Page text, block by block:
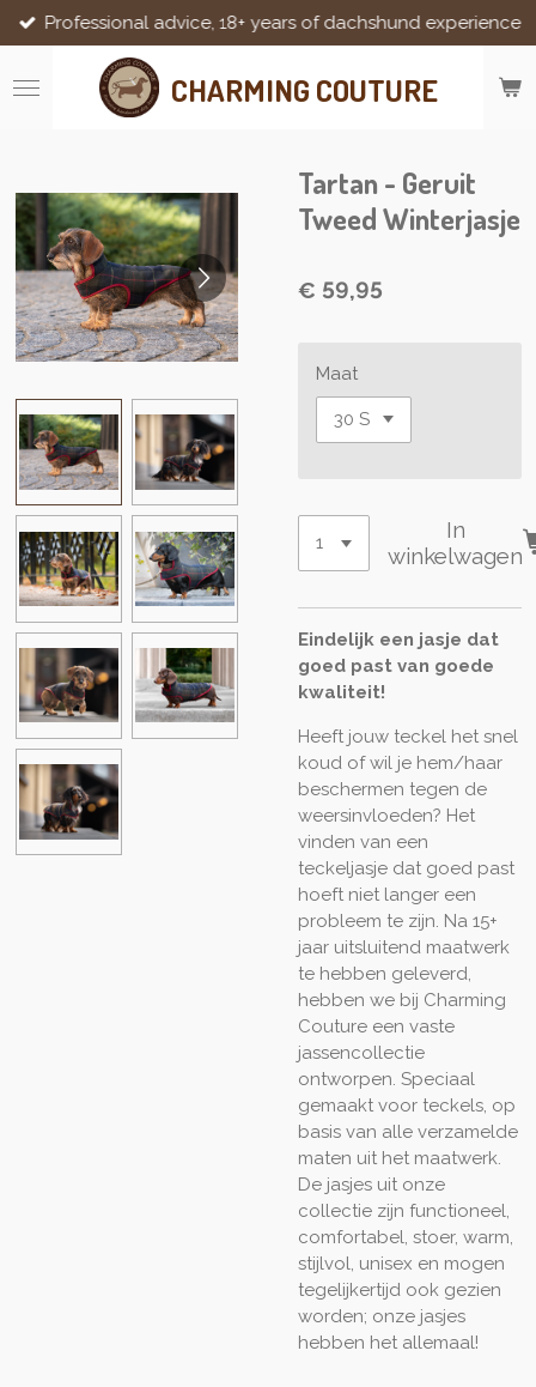
Ga
direct
naar
de
CHARMING COUTURE
Professional advice, 18+ years of dachshund experience
Tartan - Geruit
Tweed Winterjasje
€ 59,95
Maat
In
winkelwagen
Eindelijk een jasje dat
goed past van goede
kwaliteit!
Heeft jouw teckel het snel
koud of wil je hem/haar
beschermen tegen de
weersinvloeden? Het
vinden van een
teckeljasje dat goed past
hoeft niet langer een
probleem te zijn. Na 15+
jaar uitsluitend maatwerk
te hebben geleverd,
hebben we bij Charming
Couture een vaste
jassencollectie
ontworpen. Speciaal
gemaakt voor teckels, op
basis van alle verzamelde
maten uit het maatwerk.
De jasjes uit onze
collectie zijn functioneel,
comfortabel, stoer, warm,
stijlvol, unisex en mogen
tegelijkertijd ook gezien
worden; onze jasjes
hebben het allemaal!